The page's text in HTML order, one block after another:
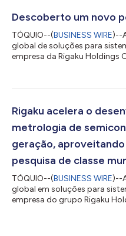
que dão suporte a sistemas
fortalecendo as capacidades
Descoberto um novo
TÓQUIO--(BUSINESS WIRE)--
global de soluções para
empresa da Rigaku Holdings
a Shionogi & Co., Ltd., JEOL
internacional de renome
pesquisa descobriu um...
Rigaku acelera o
metrologia de
geração,
pesquisa de classe
TÓQUIO--(BUSINESS WIRE)--
global em soluções para
empresa do grupo Rigaku